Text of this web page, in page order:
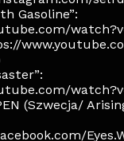
Gasoline”:
(Szwecja/